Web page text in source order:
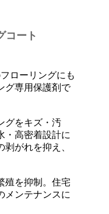
コート
ローリングにも
グ専用保護剤で
グをキズ・汚
・高密着設計に
がれを抑え、
殖を抑制。住宅
メンテナンスに